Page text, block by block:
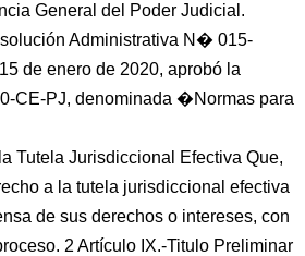
General del Poder Judicial.
Administrativa N� 015-
de enero de 2020, aprobó la
CE-PJ, denominada �Normas para
Tutela Jurisdiccional Efectiva Que,
a la tutela jurisdiccional efectiva
de sus derechos o intereses, con
2 Artículo IX.-Titulo Preliminar